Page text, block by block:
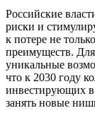
Российские
риски и
к потере не
преимуществ. Для
уникальные
что к 2030 году
инвестирующих в
занять новые